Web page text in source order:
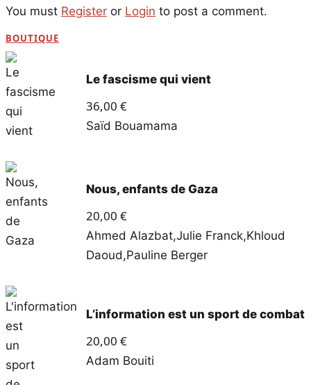
You must Register or Login to post a comment.
BOUTIQUE
Le fascisme qui vient
36,00 €
Saïd Bouamama
Nous, enfants de Gaza
20,00 €
Ahmed Alazbat,Julie Franck,Khloud
Daoud,Pauline Berger
L’information est un sport de combat
20,00 €
Adam Bouiti